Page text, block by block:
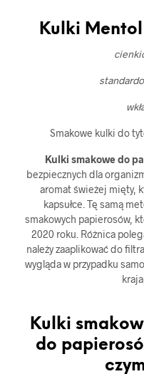
Kulki
Smakowe kulki do
Kulki smakowe do
bezpiecznych dla
aromat świeżej mięty,
kapsułce. Tę samą
smakowych papierosów,
2020 roku. Różnica
należy zaaplikować do
wygląda w przypadku
Kulki
do